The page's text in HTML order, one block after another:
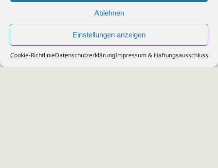
Ablehnen
Einstellungen anzeigen
Cookie-RichtlinieDatenschutzerklärungImpressum & Haftungsausschluss
© 2026Steuerberater Kempf, Köln - Steuerberatung Poll, Porz, Deutz, Mülheim,